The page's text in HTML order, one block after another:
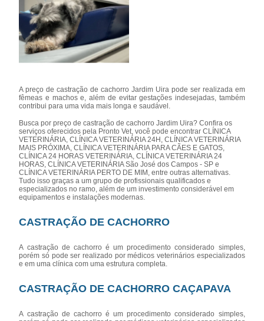
A preço de castração de cachorro Jardim Uira pode ser realizada em
fêmeas e machos e, além de evitar gestações indesejadas, também
contribui para uma vida mais longa e saudável.
Busca por preço de castração de cachorro Jardim Uira? Confira os
serviços oferecidos pela Pronto Vet, você pode encontrar CLÍNICA
VETERINÁRIA, CLÍNICA VETERINÁRIA 24H, CLÍNICA VETERINÁRIA
MAIS PRÓXIMA, CLÍNICA VETERINÁRIA PARA CÃES E GATOS,
CLÍNICA 24 HORAS VETERINÁRIA, CLÍNICA VETERINÁRIA 24
HORAS, CLÍNICA VETERINÁRIA São José dos Campos - SP e
CLÍNICA VETERINÁRIA PERTO DE MIM, entre outras alternativas.
Tudo isso graças a um grupo de profissionais qualificados e
especializados no ramo, além de um investimento considerável em
equipamentos e instalações modernas.
CASTRAÇÃO DE CACHORRO
A castração de cachorro é um procedimento considerado simples,
porém só pode ser realizado por médicos veterinários especializados
e em uma clínica com uma estrutura completa.
CASTRAÇÃO DE CACHORRO CAÇAPAVA
A castração de cachorro é um procedimento considerado simples,